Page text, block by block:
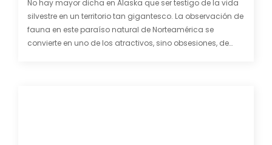
No hay mayor dicha en Alaska que ser testigo de la vida
silvestre en un territorio tan gigantesco. La observación de
fauna en este paraíso natural de Norteamérica se
convierte en uno de los atractivos, sino obsesiones, de